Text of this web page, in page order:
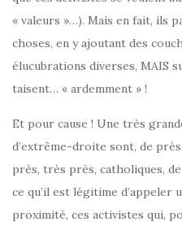
« valeurs »…). Mais en fait, ils
choses, en y ajoutant des
élucubrations diverses, MAIS
taisent… « ardemment » !
Et pour cause ! Une très
d’extrême-droite sont, de
près, très près, catholiques,
ce qu’il est légitime
proximité, ces activistes qui,